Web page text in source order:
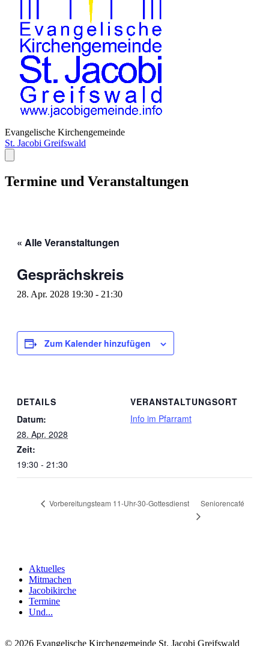
Evangelische Kirchengemeinde
St. Jacobi Greifswald
Termine und Veranstaltungen
« Alle Veranstaltungen
Gesprächskreis
28. Apr. 2028 19:30 - 21:30
Zum Kalender hinzufügen
DETAILS
Datum:
28. Apr. 2028
Zeit:
19:30 - 21:30
VERANSTALTUNGSORT
Info im Pfarramt
Vorbereitungsteam 11-Uhr-30-Gottesdienst Seniorencafé
Aktuelles
Mitmachen
Jacobikirche
Termine
Und...
© 2026 Evangelische Kirchengemeinde St. Jacobi Greifswald